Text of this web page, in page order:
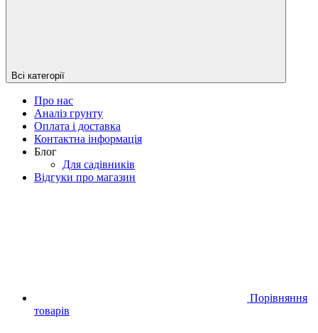
Всі категорії
Про нас
Аналіз грунту
Оплата і доставка
Контактна інформація
Блог
Для садівників
Відгуки про магазин
Порівняння
товарів